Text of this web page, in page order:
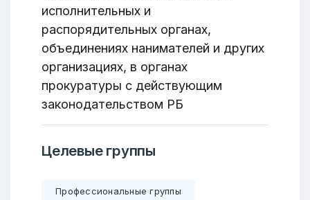
исполнительных и
распорядительных органах,
объединениях нанимателей и других
организациях, в органах
прокуратуры с действующим
законодательством РБ
Целевые группы
Профессиональные группы